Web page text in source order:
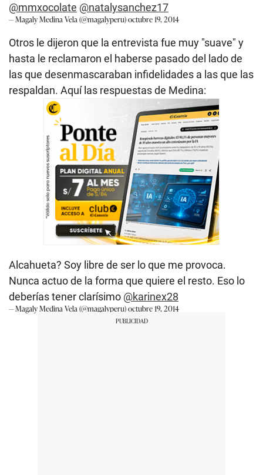
@mmxocolate @natalysanchez17
— Magaly Medina Vela (@magalyperu)octubre 19, 2014
Otros le dijeron que la entrevista fue muy "suave" y
hasta le reclamaron el haberse pasado del lado de
las que desenmascaraban infidelidades a las que las
respaldan. Aquí las respuestas de Medina:
Alcahueta? Soy libre de ser lo que me provoca.
Nunca actuo de la forma que quiere el resto. Eso lo
deberías tener clarísimo @karinex28
— Magaly Medina Vela (@magalyperu)octubre 19, 2014